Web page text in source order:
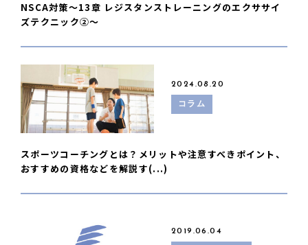
NSCA対策〜13章 レジスタンストレーニングのエクササイ
ズテクニック②〜
2024.08.20
コラム
スポーツコーチングとは？メリットや注意すべきポイント、
おすすめの資格などを解説す(...)
2019.06.04